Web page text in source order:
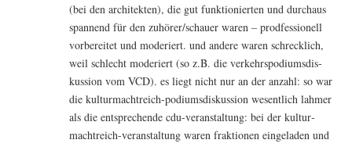
(bei den archi­tek­ten), die gut funk­tio­nier­ten und durch­aus
span­nend für den zuhörer/schauer waren – prod­fes­sio­nell
vor­be­rei­tet und mode­riert. und ande­re waren schreck­lich,
weil schlecht mode­riert (so z.B. die ver­kehrs­po­di­ums­dis­
kus­si­on vom VCD). es liegt nicht nur an der anzahl: so war
die kul­tur­macht­reich-podi­ums­dis­kus­si­on wesent­lich lah­mer
als die ent­spre­chen­de cdu-ver­an­stal­tung: bei der kul­tur­
macht­reich-ver­an­stal­tung waren frak­tio­nen ein­ge­la­den und